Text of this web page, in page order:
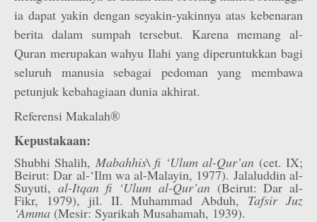
ia dapat yakin dengan seyakin-yakinnya atas kebenaran
berita dalam sumpah tersebut. Karena memang al-
Quran merupakan wahyu Ilahi yang diperuntukkan bagi
seluruh manusia sebagai pedoman yang membawa
petunjuk kebahagiaan dunia akhirat.
Referensi Makalah®
Kepustakaan:
Shubhi Shalih, Mabahhis\ fi ‘Ulum al-Qur’an (cet. IX;
Beirut: Dar al-‘Ilm wa al-Malayin, 1977). Jalaluddin al-
Suyuti, al-Itqan fi ‘Ulum al-Qur’an (Beirut: Dar al-
Fikr, 1979), jil. II. Muhammad Abduh, Tafsir Juz
‘Amma (Mesir: Syarikah Musahamah, 1939).